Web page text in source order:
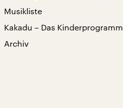
Musikliste
Kakadu – Das Kinderprogramm
Archiv